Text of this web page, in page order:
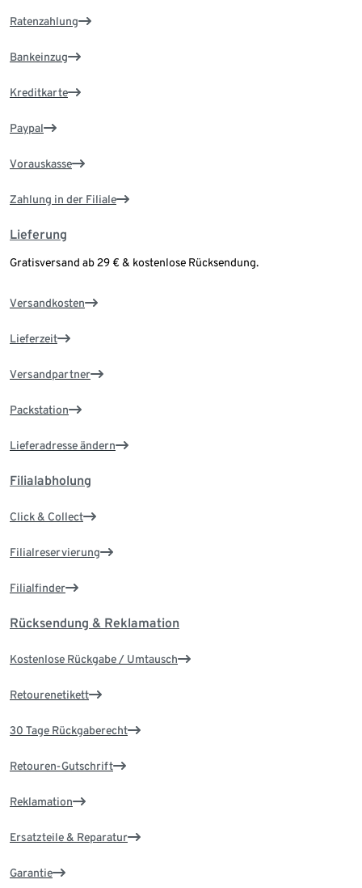
Ratenzahlung
Bankeinzug
Kreditkarte
Paypal
Vorauskasse
Zahlung in der Filiale
Lieferung
Gratisversand ab 29 € & kostenlose Rücksendung.
Versandkosten
Lieferzeit
Versandpartner
Packstation
Lieferadresse ändern
Filialabholung
Click & Collect
Filialreservierung
Filialfinder
Rücksendung & Reklamation
Kostenlose Rückgabe / Umtausch
Retourenetikett
30 Tage Rückgaberecht
Retouren-Gutschrift
Reklamation
Ersatzteile & Reparatur
Garantie